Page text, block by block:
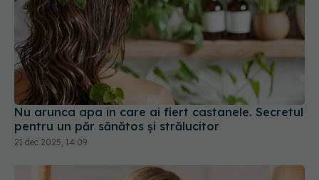
Nu arunca apa în care ai fiert castanele. Secretul
pentru un păr sănătos și strălucitor
21 dec 2025, 14:09